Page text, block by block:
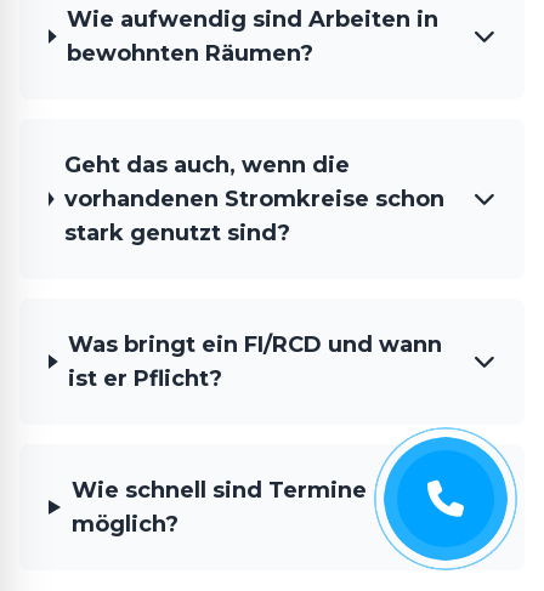
Wie aufwendig sind Arbeiten in
bewohnten Räumen?
Geht das auch, wenn die
vorhandenen Stromkreise schon
stark genutzt sind?
Was bringt ein FI/RCD und wann
ist er Pflicht?
Wie schnell sind Termine
möglich?